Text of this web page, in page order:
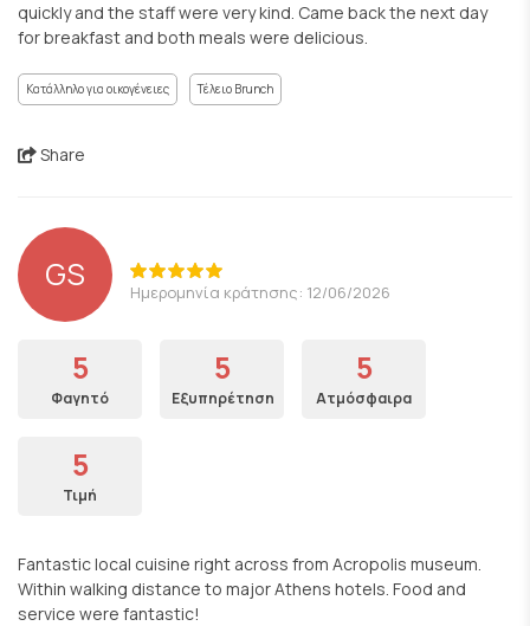
quickly and the staff were very kind. Came back the next day
for breakfast and both meals were delicious.
Κατάλληλο για οικογένειες Τέλειο Brunch
Share
GS Ημερομηνία κράτησης: 12/06/2026
5
Φαγητό
5
Εξυπηρέτηση
5
Ατμόσφαιρα
5
Τιμή
Fantastic local cuisine right across from Acropolis museum.
Within walking distance to major Athens hotels. Food and
service were fantastic!